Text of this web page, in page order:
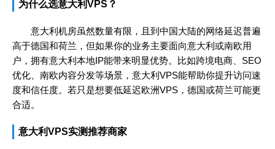
为什么选意大利VPS？
意大利机房虽然数量有限，且到中国大陆的网络延迟普遍
高于德国和荷兰，但如果你的业务主要面向意大利或南欧用
户，拥有意大利本地IP能带来明显优势。比如跨境电商、SEO
优化、南欧内容分发等场景，意大利VPS能帮助你提升访问速
度和信任度。若只是想要低延迟欧洲VPS，德国或荷兰可能更
合适。
意大利VPS实测推荐商家